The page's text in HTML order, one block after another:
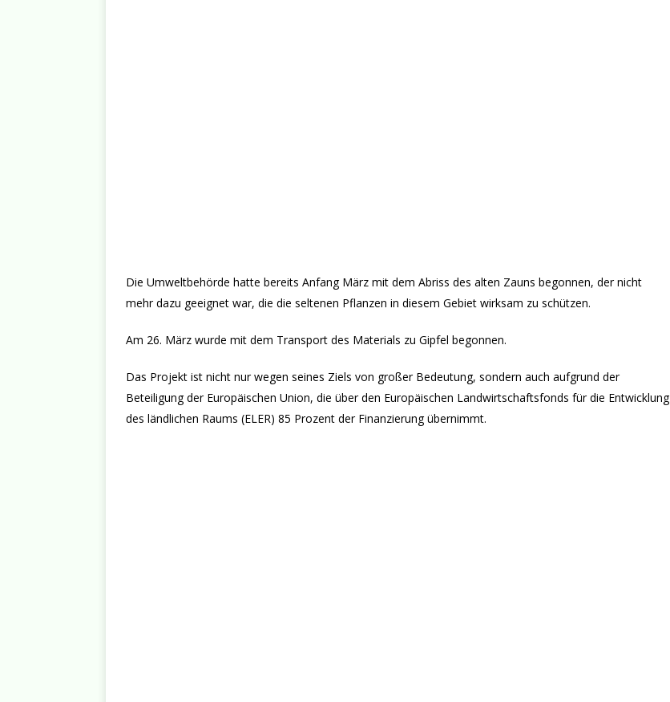
Die Umweltbehörde hatte bereits Anfang März mit dem Abriss des alten Zauns begonnen, der nicht
mehr dazu geeignet war, die die seltenen Pflanzen in diesem Gebiet wirksam zu schützen.
Am 26. März wurde mit dem Transport des Materials zu Gipfel begonnen.
Das Projekt ist nicht nur wegen seines Ziels von großer Bedeutung, sondern auch aufgrund der
Beteiligung der Europäischen Union, die über den Europäischen Landwirtschaftsfonds für die Entwicklung
des ländlichen Raums (ELER) 85 Prozent der Finanzierung übernimmt.